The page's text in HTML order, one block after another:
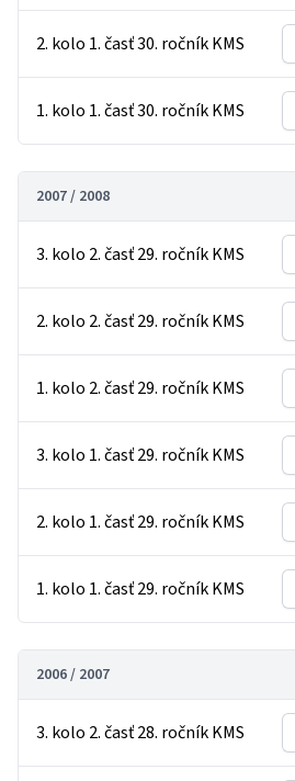
2. kolo 1. časť 30. ročník KMS
1. kolo 1. časť 30. ročník KMS
2007 / 2008
3. kolo 2. časť 29. ročník KMS
2. kolo 2. časť 29. ročník KMS
1. kolo 2. časť 29. ročník KMS
3. kolo 1. časť 29. ročník KMS
2. kolo 1. časť 29. ročník KMS
1. kolo 1. časť 29. ročník KMS
2006 / 2007
3. kolo 2. časť 28. ročník KMS